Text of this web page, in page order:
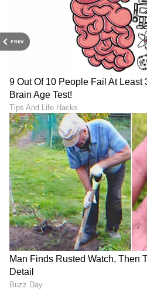
PREV
Sushma Hegde
ಸುವರ್ಣ ನ್ಯೂಸ್ ಸುದ್ದಿ
ಮೂರು ವರ್ಷಗಳಿಂದ ಕೆಲಸ
ಡಿಜಿಟಲ್‌ ಮಾಧ್ಯಮದಲ್ಲಿ 5 ವರ್ಷ
SDM ಉಜಿರೆಯಲ್ಲಿ ಪತ್ರಿಕೋದ್ಯಮದ
ಸುದ್ದಿಲೋಕದಲ್ಲಿ ರಾಜಕೀಯ,
ವಾಣಿಜ್ಯ, ಕ್ರೈಂ ಸುದ್ದಿಗಳಲ್ಲಿ ಆಸಕ್ತಿ.